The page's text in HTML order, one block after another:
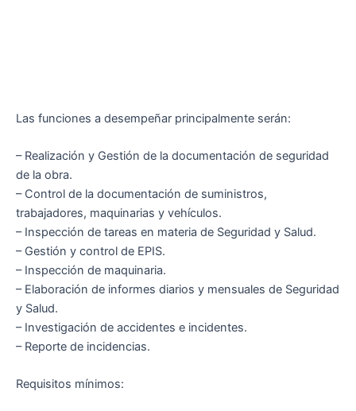
Las funciones a desempeñar principalmente serán:
– Realización y Gestión de la documentación de seguridad
de la obra.
– Control de la documentación de suministros,
trabajadores, maquinarias y vehículos.
– Inspección de tareas en materia de Seguridad y Salud.
– Gestión y control de EPIS.
– Inspección de maquinaria.
– Elaboración de informes diarios y mensuales de Seguridad
y Salud.
– Investigación de accidentes e incidentes.
– Reporte de incidencias.
Requisitos mínimos: